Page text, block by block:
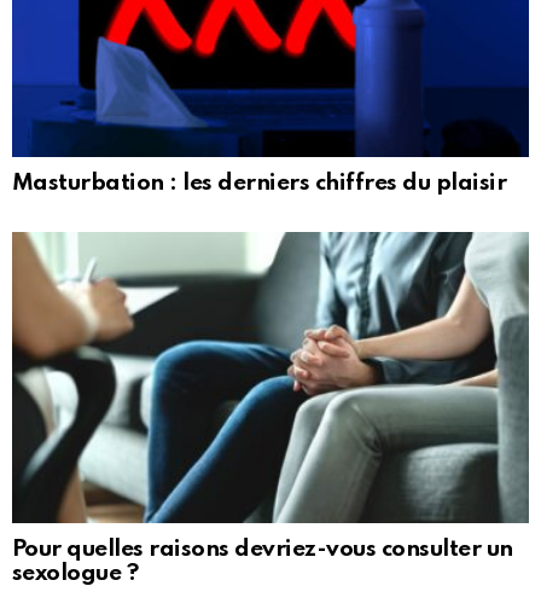
Masturbation : les derniers chiffres du plaisir
Pour quelles raisons devriez-vous consulter un
sexologue ?